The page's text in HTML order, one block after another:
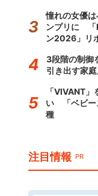
憧れの女優
ンプリに 「
ン2026」リ
3段階の制御
引き出す家
「VIVANT
い 「ベビー
種
注目情報 PR